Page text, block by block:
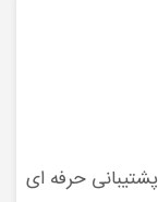
پشتیبانی حرفه ای